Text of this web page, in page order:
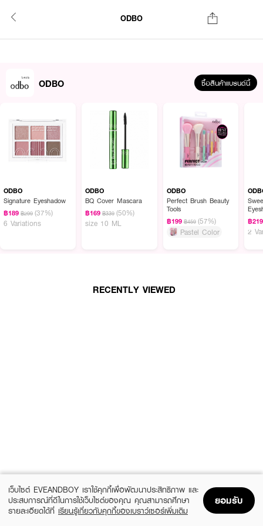
ODBO
ODBO ซื้อสินค้าแบรนด์นี้
ODBO
Signature Eyeshadow
฿189 ฿299 (37%)
6 Variations
ODBO
BQ Cover Mascara
฿169 ฿339 (50%)
size 10 ML
ODBO
Perfect Brush Beauty
Tools
฿199 ฿459 (57%)
Pastel Color
2024
฿219
2
RECENTLY VIEWED
เว็บไซต์ EVEANDBOY เราใช้คุกกี้เพื่อพัฒนาประสิทธิภาพ และ
ประสบการณ์ที่ดีในการใช้เว็บไซต์ของคุณ คุณสามารถศึกษา
รายละเอียดได้ที่ เรียนรู้เกี่ยวกับคุกกี้ของเบราว์เซอร์เพิ่มเติม
ยอมรับ